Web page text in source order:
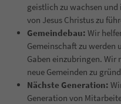
geistlich zu wachsen
von Jesus Christus zu
Gemeindebau: Wir
Gemeinschaft zu werden
Gaben einzubringen. Wir
neue Gemeinden zu
Nächste Generation:
Generation von